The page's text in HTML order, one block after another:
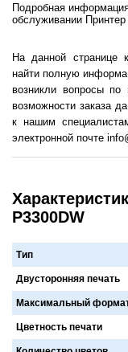
Подробная
обслуживании
На данной странице
найти полную
возникли вопросы по
возможности заказа
к нашим
электронной почте
P3300DW
Тип
Двусторонняя печать
Максимальный
Цветность печати